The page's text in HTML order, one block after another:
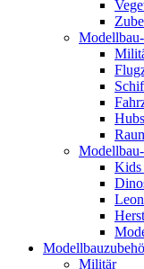
Kids
Militär